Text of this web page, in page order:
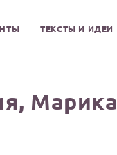
ТЕКСТЫ И ИДЕИ
Марика